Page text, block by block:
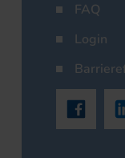
FAQ
Login